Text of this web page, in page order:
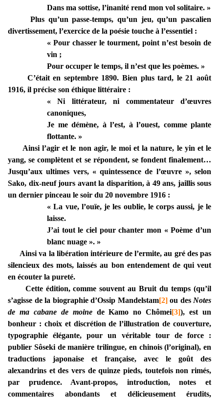
Dans ma sottise, l’inanité rend mon vol solitaire. »
Plus qu’un passe-temps, qu’un jeu, qu’un pascalien
divertissement, l’exercice de la poésie touche à l’essentiel :
« Pour chasser le tourment, point n’est besoin de
vin ;
Pour occuper le temps, il n’est que les poèmes. »
C’était en septembre 1890. Bien plus tard, le 21 août
1916, il précise son éthique littéraire :
« Ni littérateur, ni commentateur d’œuvres
canoniques,
Je me démène, à l’est, à l’ouest, comme plante
flottante. »
Ainsi l’agir et le non agir, le moi et la nature, le yin et le
yang, se complètent et se répondent, se fondent finalement…
Jusqu’aux ultimes vers, « quintessence de l’œuvre », selon
Sako, dix-neuf jours avant la disparition, à 49 ans, jaillis sous
un dernier pinceau le soir du 20 novembre 1916 :
« La vue, l’ouïe, je les oublie, le corps aussi, je le
laisse.
J’ai tout le ciel pour chanter mon « Poème d’un
blanc nuage ». »
Ainsi va la libération intérieure de l’ermite, au gré des pas
silencieux des mots, laissés au bon entendement de qui veut
en écouter la pureté.
Cette édition, comme souvent au Bruit du temps (qu’il
s’agisse de la biographie d’Ossip Mandelstam[2]ou des Notes
de ma cabane de moinede Kamo no Chômei[3]), est un
bonheur : choix et discrétion de l’illustration de couverture,
typographie élégante, pour un véritable tour de force :
publier Sôseki de manière trilingue, en chinois (l’original), en
traductions japonaise et française, avec le goût des
alexandrins et des vers de quinze pieds, toutefois non rimés,
par prudence. Avant-propos, introduction, notes et
commentaires abondants et délicieusement érudits,